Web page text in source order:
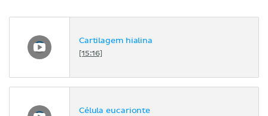
Cartilagem hialina
[15:16]
Célula eucarionte